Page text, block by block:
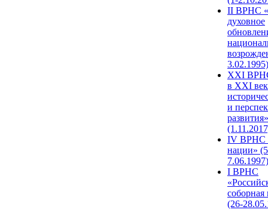
II ВРНС
духовное
3.02.1995)
XХI
в XXI
и
развития»
IV ВРНС
нации»
7.06.1997)
I ВРНС
(26-